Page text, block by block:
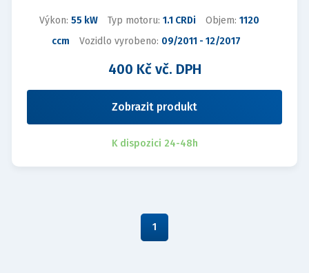
Výkon: 55 kW Typ motoru: 1.1 CRDi Objem: 1120
ccm
Vozidlo vyrobeno: 09/2011 - 12/2017
400 Kč vč. DPH
Zobrazit produkt
K dispozici 24-48h
1